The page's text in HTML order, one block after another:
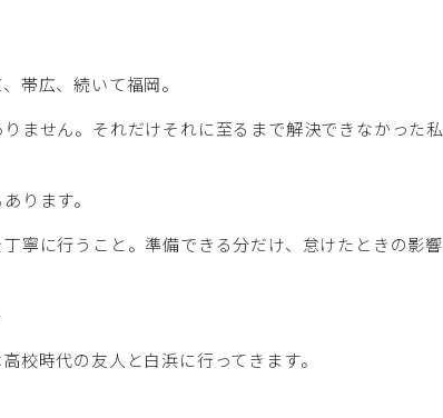
帯広、続いて福岡。
ません。それだけそれに至るまで解決できなかった私
ります。
寧に行うこと。準備できる分だけ、怠けたときの影響
校時代の友人と白浜に行ってきます。